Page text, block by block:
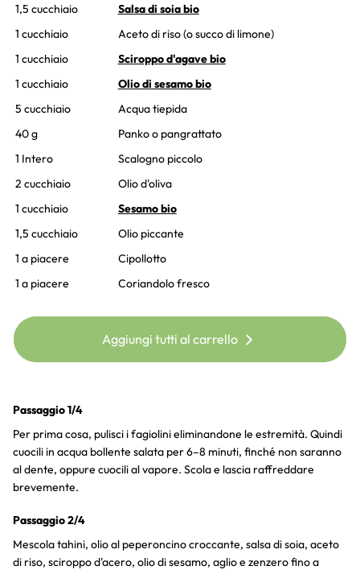
1,5 cucchiaio
Salsa di soia bio
1 cucchiaio
Aceto di riso (o succo di limone)
1 cucchiaio
Sciroppo d'agave bio
1 cucchiaio
Olio di sesamo bio
5 cucchiaio
Acqua tiepida
40 g
Panko o pangrattato
1 Intero
Scalogno piccolo
2 cucchiaio
Olio d'oliva
1 cucchiaio
Sesamo bio
1,5 cucchiaio
Olio piccante
1 a piacere
Cipollotto
1 a piacere
Coriandolo fresco
Aggiungi tutti al carrello
Passaggio 1/4
Per prima cosa, pulisci i fagiolini eliminandone le estremità. Quindi
cuocili in acqua bollente salata per 6–8 minuti, finché non saranno
al dente, oppure cuocili al vapore. Scola e lascia raffreddare
brevemente.
Passaggio 2/4
Mescola tahini, olio al peperoncino croccante, salsa di soia, aceto
di riso, sciroppo d'acero, olio di sesamo, aglio e zenzero fino a